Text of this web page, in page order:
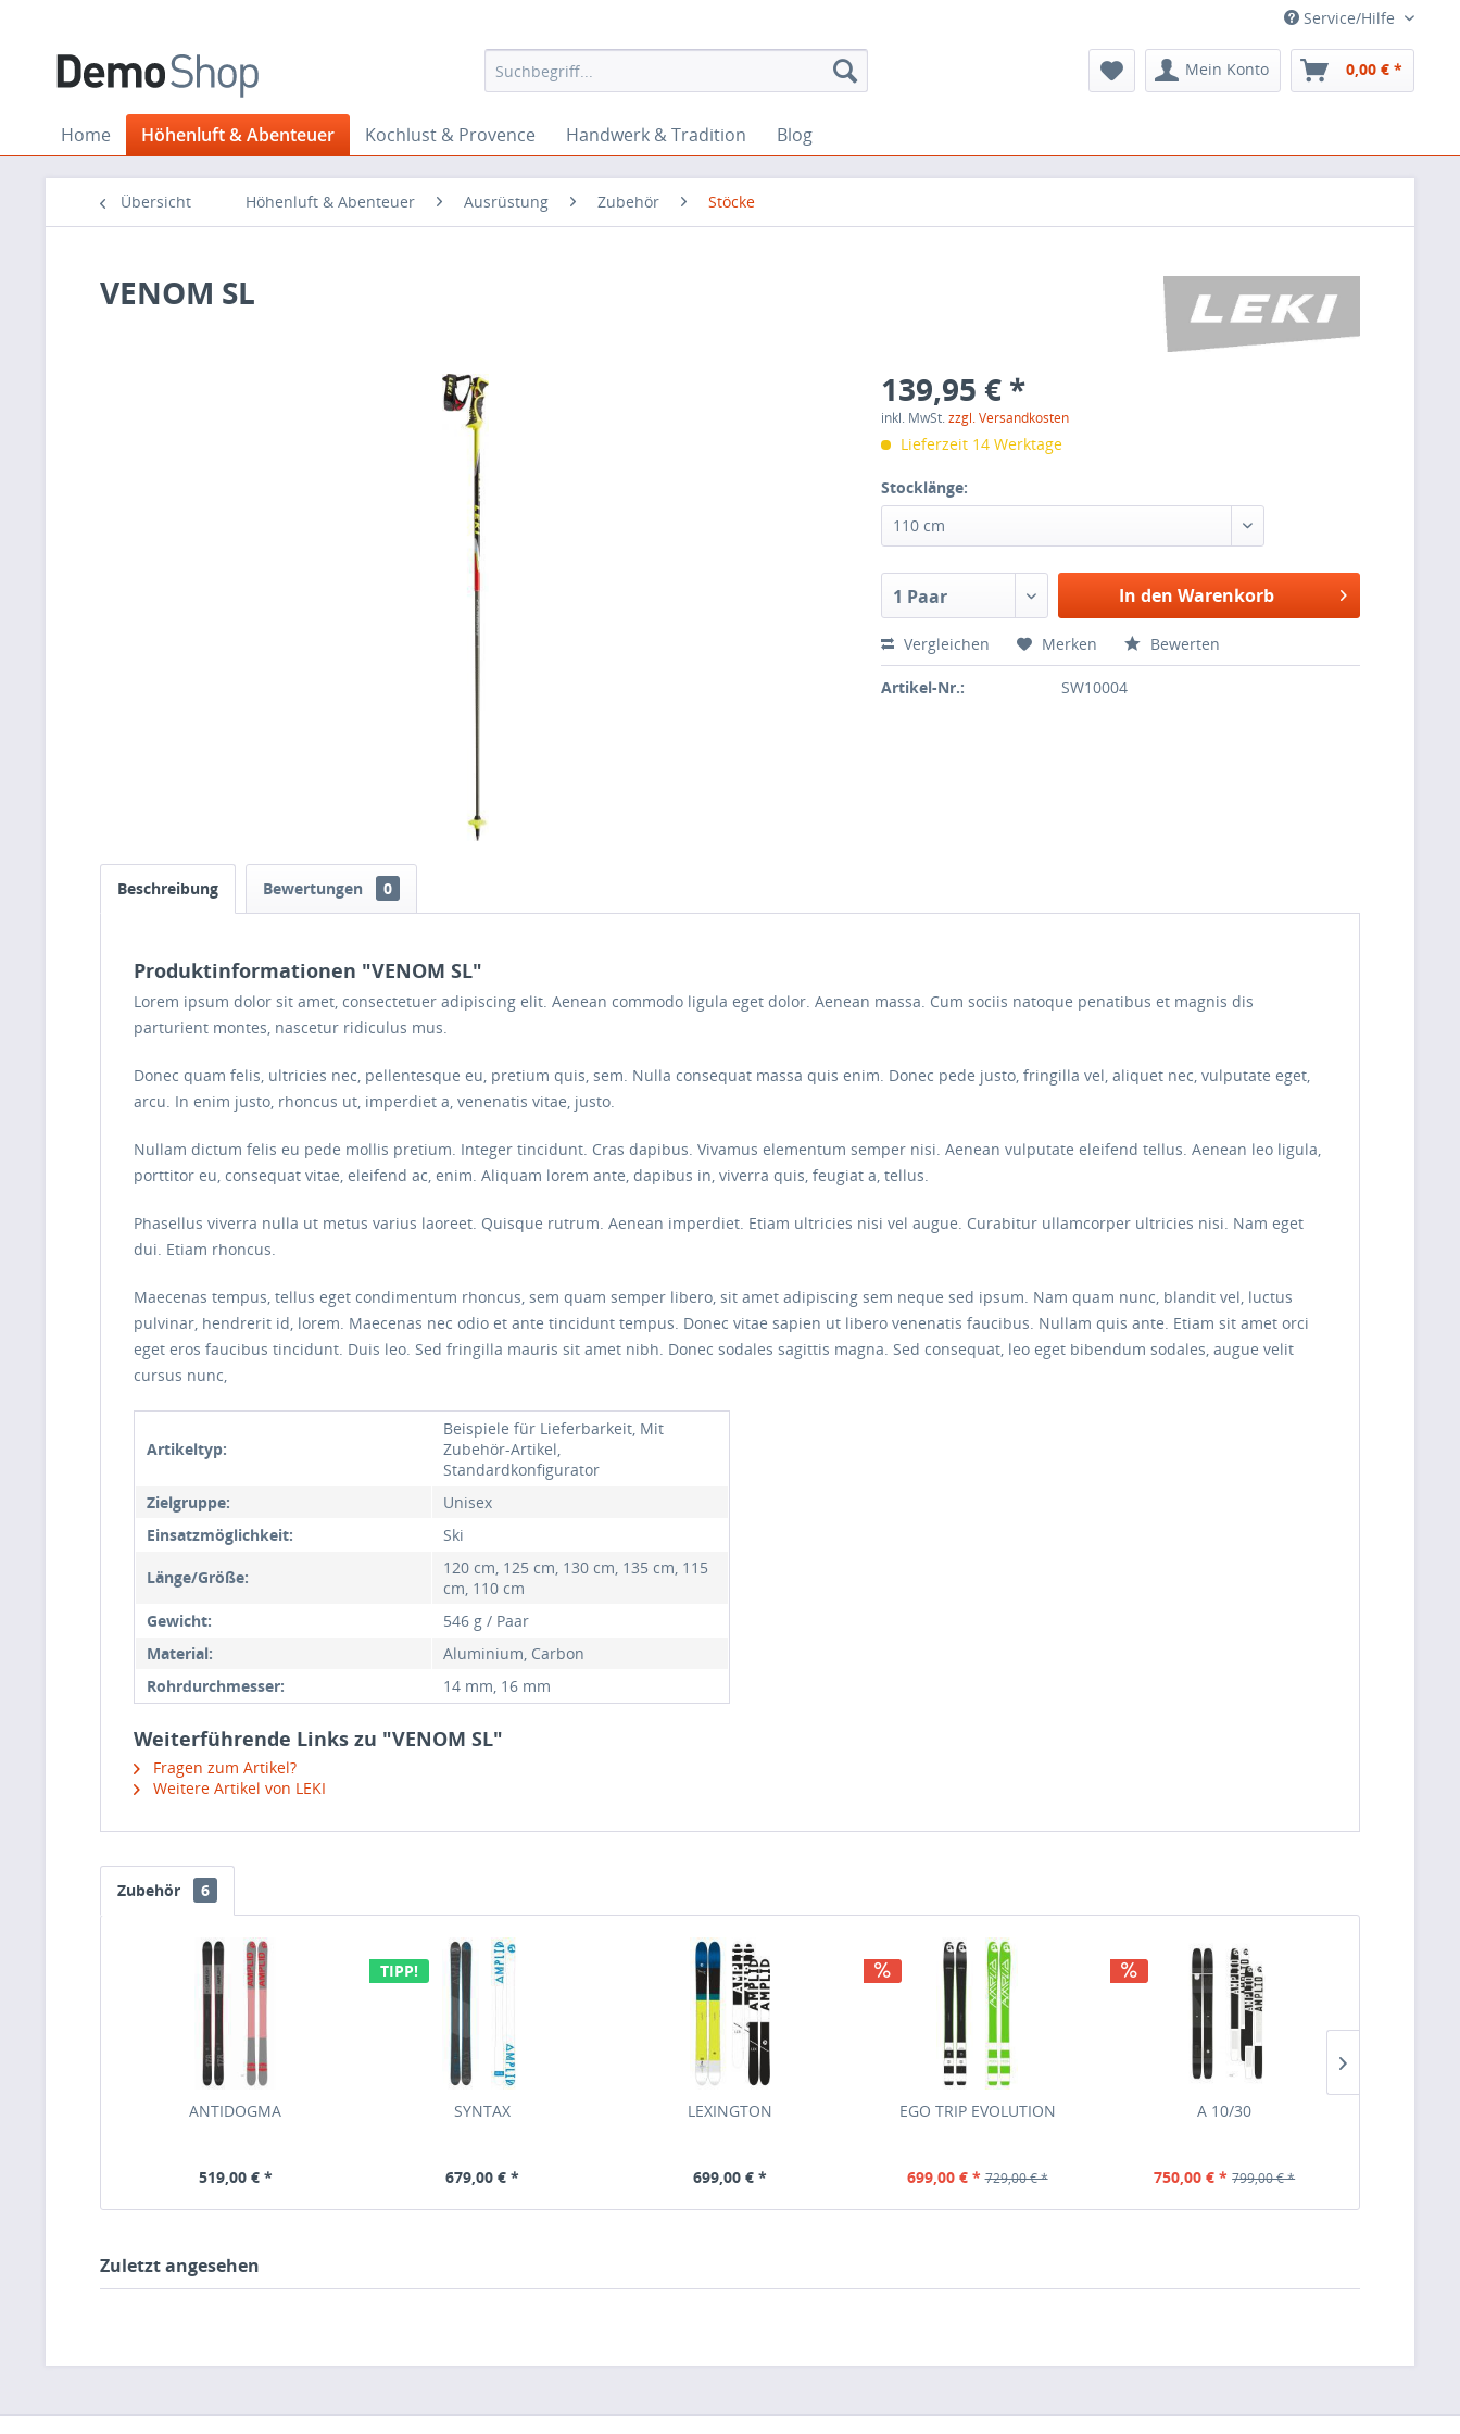
Service/Hilfe
Mein Konto 0,00 € *
Home Höhenluft & Abenteuer Kochlust & Provence Handwerk & Tradition Blog
Übersicht Höhenluft & Abenteuer Ausrüstung Zubehör Stöcke
VENOM SL
139,95 € *
inkl. MwSt.zzgl. Versandkosten
Lieferzeit 14 Werktage
Stocklänge:
110 cm
1 Paar In den Warenkorb
Vergleichen Merken Bewerten
Artikel-Nr.: SW10004
Beschreibung Bewertungen 0
Produktinformationen "VENOM SL"
Lorem ipsum dolor sit amet, consectetuer adipiscing elit. Aenean commodo ligula eget dolor. Aenean massa. Cum sociis natoque penatibus et magnis dis
parturient montes, nascetur ridiculus mus.
Donec quam felis, ultricies nec, pellentesque eu, pretium quis, sem. Nulla consequat massa quis enim. Donec pede justo, fringilla vel, aliquet nec, vulputate eget,
arcu. In enim justo, rhoncus ut, imperdiet a, venenatis vitae, justo.
Nullam dictum felis eu pede mollis pretium. Integer tincidunt. Cras dapibus. Vivamus elementum semper nisi. Aenean vulputate eleifend tellus. Aenean leo ligula,
porttitor eu, consequat vitae, eleifend ac, enim. Aliquam lorem ante, dapibus in, viverra quis, feugiat a, tellus.
Phasellus viverra nulla ut metus varius laoreet. Quisque rutrum. Aenean imperdiet. Etiam ultricies nisi vel augue. Curabitur ullamcorper ultricies nisi. Nam eget
dui. Etiam rhoncus.
Maecenas tempus, tellus eget condimentum rhoncus, sem quam semper libero, sit amet adipiscing sem neque sed ipsum. Nam quam nunc, blandit vel, luctus
pulvinar, hendrerit id, lorem. Maecenas nec odio et ante tincidunt tempus. Donec vitae sapien ut libero venenatis faucibus. Nullam quis ante. Etiam sit amet orci
eget eros faucibus tincidunt. Duis leo. Sed fringilla mauris sit amet nibh. Donec sodales sagittis magna. Sed consequat, leo eget bibendum sodales, augue velit
cursus nunc,
Artikeltyp:
Beispiele für Lieferbarkeit, Mit
Zubehör-Artikel,
Standardkonfigurator
Zielgruppe:
Unisex
Einsatzmöglichkeit:
Ski
Länge/Größe:
120 cm, 125 cm, 130 cm, 135 cm, 115
cm, 110 cm
Gewicht:
546 g / Paar
Material:
Aluminium, Carbon
Rohrdurchmesser:
14 mm, 16 mm
Weiterführende Links zu "VENOM SL"
Fragen zum Artikel?
Weitere Artikel von LEKI
Zubehör 6
ANTIDOGMA
519,00 € *
TIPP!
SYNTAX
679,00 € *
LEXINGTON
699,00 € *
EGO TRIP EVOLUTION
699,00 € * 729,00 € *
A 10/30
750,00 € * 799,00 € *
Zuletzt angesehen